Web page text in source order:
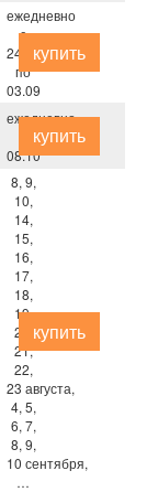
ежедневно
с
24.08
по
03.09
купить
ежедневно
08.10
купить
8, 9,
10,
14,
15,
16,
17,
18,
19,
20,
21,
22,
23 августа,
4, 5,
6, 7,
8, 9,
10 сентября,
…
купить